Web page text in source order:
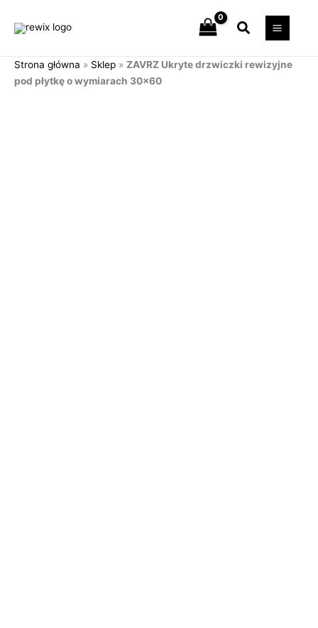
Szukaj
Strona główna » Sklep » ZAVRZ Ukryte drzwiczki rewizyjne
pod płytkę o wymiarach 30×60